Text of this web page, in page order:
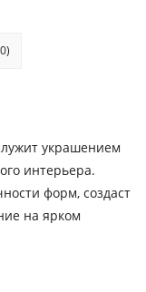
украшением
интерьера.
форм, создаст
на ярком